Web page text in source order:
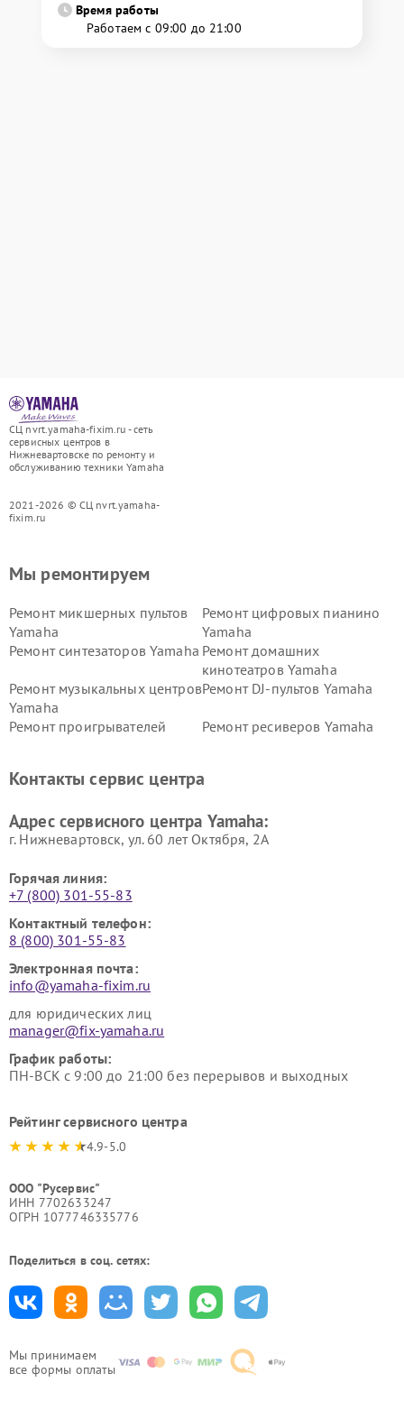
Время работы
Работаем с 09:00 до 21:00
СЦ nvrt.yamaha-fixim.ru - сеть
сервисных центров в
Нижневартовске по ремонту и
обслуживанию техники Yamaha
2021-2026 © СЦ nvrt.yamaha-
fixim.ru
Мы принимаем
все формы оплаты
Мы ремонтируем
Ремонт микшерных пультов
Yamaha
Ремонт цифровых пианино
Yamaha
Ремонт синтезаторов Yamaha Ремонт домашних
кинотеатров Yamaha
Ремонт музыкальных центров
Yamaha
Ремонт DJ-пультов Yamaha
Ремонт проигрывателей
Ремонт ресиверов Yamaha
Yamaha
Yamaha
Контакты сервис центра
Адрес сервисного центра Yamaha:
г. Нижневартовск, ул. 60 лет Октября, 2А
Горячая линия:
+7 (800) 301-55-83
Контактный телефон:
8 (800) 301-55-83
Электронная почта:
info@yamaha-fixim.ru
для юридических лиц
manager@fix-yamaha.ru
График работы:
ПН-ВСК с 9:00 до 21:00 без перерывов и выходных
Рейтинг сервисного центра
4.9-5.0
ООО "Русервис"
ИНН 7702633247
ОГРН 1077746335776
Поделиться в соц. сетях: